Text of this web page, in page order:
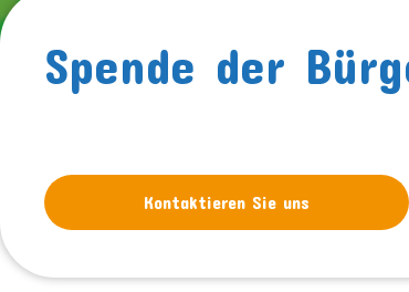
Spende der
Kontaktieren Sie uns